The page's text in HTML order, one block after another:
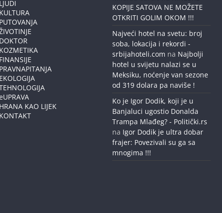
LJUDI
KULTURA
PUTOVANJA
DOKTOR
KOZMETIKA
FINANSIJE
PRAVNAPITANJA
EKOLOGIJA
HRANA KAO LIJEK
KONTAKT
KOPIJE SATOVA NE MOŽETE
OTKRITI GOLIM OKOM !!!
Najveći hotel na svetu: broj
soba, lokacija i rekordi -
srbijahoteli.com na Najbolji
hotel u svijetu nalazi se u
Meksiku, noćenje van sezone
od 319 dolara pa naviše !
Ko je Igor Dodik, koji je u
Banjaluci ugostio Donalda
Trampa Mlađeg? - Politički.rs
na Igor Dodik je ultra dobar
frajer: Povezivali su ga sa
mnogima !!!